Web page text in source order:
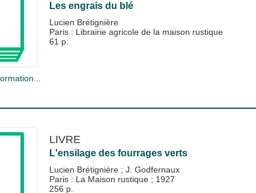
Les engrais du blé
Lucien Brétignière
Paris : Librairie agricole de la maison rustique
61 p.
LIVRE
L'ensilage des fourrages verts
Lucien Brétignière ; J. Godfernaux
Paris : La Maison rustique ; 1927
256 p.